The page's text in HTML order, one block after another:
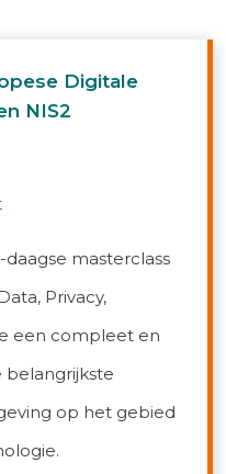
Digitale
NIS2
daagse masterclass
Privacy,
een compleet en
belangrijkste
op het gebied